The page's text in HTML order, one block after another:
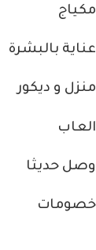
مكياج
عناية بالبشرة
منزل و ديكور
العاب
وصل حديثا
خصومات